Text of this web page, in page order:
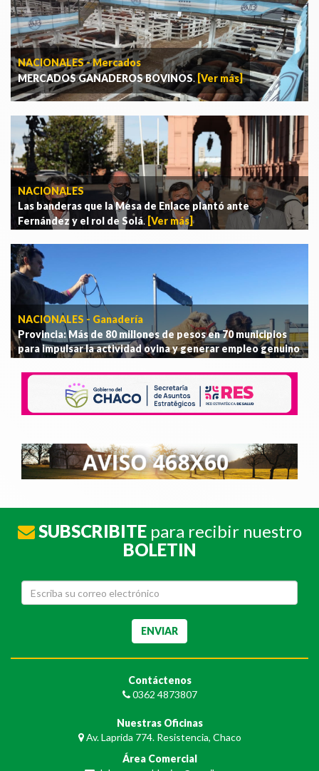
NACIONALES - Mercados
MERCADOS GANADEROS BOVINOS. [Ver más]
NACIONALES
Las banderas que la Mesa de Enlace plantó ante
Fernández y el rol de Solá. [Ver más]
NACIONALES - Ganadería
Provincia: Más de 80 millones de pesos en 70 municipios
para impulsar la actividad ovina y generar empleo genuino
SUBSCRIBITEpara recibir nuestro
BOLETIN
Contáctenos
0362 4873807
Nuestras Oficinas
Av. Laprida 774. Resistencia, Chaco
Área Comercial